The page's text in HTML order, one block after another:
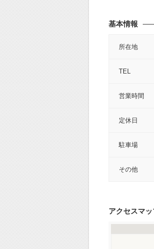
基本情報
所在地
TEL
営業時間
定休日
駐車場
その他
アクセスマッ